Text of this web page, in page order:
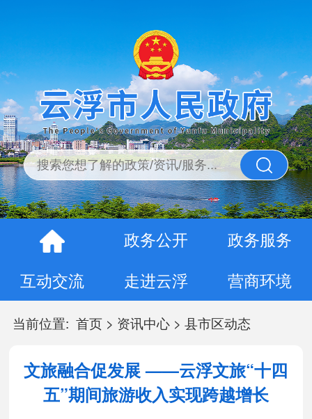
政务公开
政务服务
互动交流
走进云浮 营商环境
当前位置: 首页> 资讯中心> 县市区动态
文旅融合促发展 ——云浮文旅“十四
五”期间旅游收入实现跨越增长